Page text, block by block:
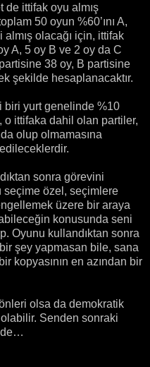
de ittifak oyu almış
50 oyun %60’ını A,
almış olacağı için, ittifak
A, 5 oy B ve 2 oy da C
38 oy, B partisine
şekilde hesaplanacaktır.
biri yurt genelinde %10
o ittifaka dahil olan partiler,
olup olmamasına
edileceklerdir.
sonra görevini
seçime özel, seçimlere
üzere bir araya
konusunda seni
Oyunu kullandıktan sonra
şey yapmasan bile, sana
kopyasının en azından bir
olsa da demokratik
Senden sonraki